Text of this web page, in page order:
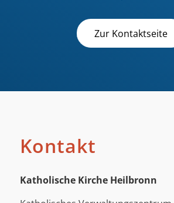
Zur Kontaktseite
Kontakt
Katholische Kirche Heilbronn